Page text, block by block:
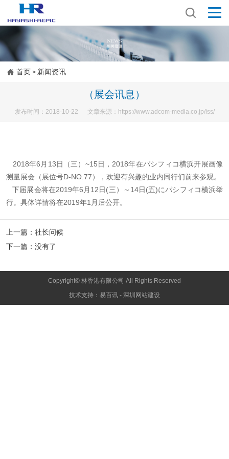
首页 > 新闻资讯
（展会讯息）
发布时间：2018-10-22 文章来源：https://www.adcom-media.co.jp/iss/
2018年6月13日（三）~15日，2018年在パシフィコ横浜开展画像
测量展会（展位号D-NO.77），欢迎有兴趣的业内同行们前来参观。
下届展会将在2019年6月12日(三）～14日(五)にパシフィコ横浜举
行。具体详情将在2019年1月后公开。
上一篇： 社长问候
下一篇： 没有了
Copyright© 林香港有限公司 All Rights Reserved
技术支持： 易百讯 - 深圳网站建设